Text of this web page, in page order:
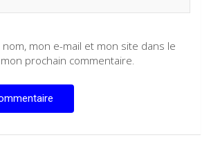
mon e-mail et mon site dans le
prochain commentaire.